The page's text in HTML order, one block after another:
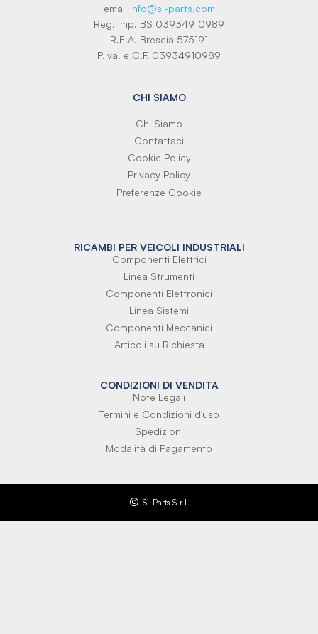
email info@si-parts.com
Reg. Imp. BS 03934910989
R.E.A. Brescia 575191
P.Iva. e C.F. 03934910989
CHI SIAMO
Chi Siamo
Contattaci
Cookie Policy
Privacy Policy
Preferenze Cookie
RICAMBI PER VEICOLI INDUSTRIALI
Componenti Elettrici
Linea Strumenti
Componenti Elettronici
Linea Sistemi
Componenti Meccanici
Articoli su Richiesta
CONDIZIONI DI VENDITA
Note Legali
Termini e Condizioni d'uso
Spedizioni
Modalità di Pagamento
Si-Parts S.r.l.